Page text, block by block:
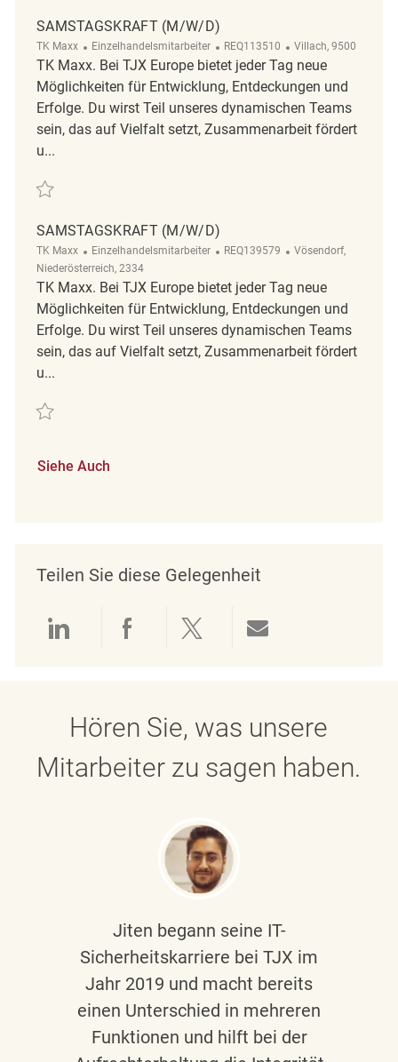
SAMSTAGSKRAFT (M/W/D)
TK Maxx Kategorie
Einzelhandelsmitarbeiter ReqId
REQ113510 Ort
Villach, 9500
TK Maxx. Bei TJX Europe bietet jeder Tag neue
Möglichkeiten für Entwicklung, Entdeckungen und
Erfolge. Du wirst Teil unseres dynamischen Teams
sein, das auf Vielfalt setzt, Zusammenarbeit fördert
u...
Retten Samstagskraft (m/w/d) REQ113510
SAMSTAGSKRAFT (M/W/D)
TK Maxx Kategorie
Einzelhandelsmitarbeiter ReqId
REQ139579 Ort
Vösendorf,
Niederösterreich, 2334
TK Maxx. Bei TJX Europe bietet jeder Tag neue
Möglichkeiten für Entwicklung, Entdeckungen und
Erfolge. Du wirst Teil unseres dynamischen Teams
sein, das auf Vielfalt setzt, Zusammenarbeit fördert
u...
Retten Samstagskraft (m/w/d) REQ139579
Siehe Auch
Teilen Sie diese Gelegenheit
Über LinkedIn teilen
Über Facebook teilen
Über Twitter teilen
Hören Sie, was unsere
Mitarbeiter zu sagen haben.
Jiten begann seine IT-
Sicherheitskarriere bei TJX im
Jahr 2019 und macht bereits
einen Unterschied in mehreren
Funktionen und hilft bei der